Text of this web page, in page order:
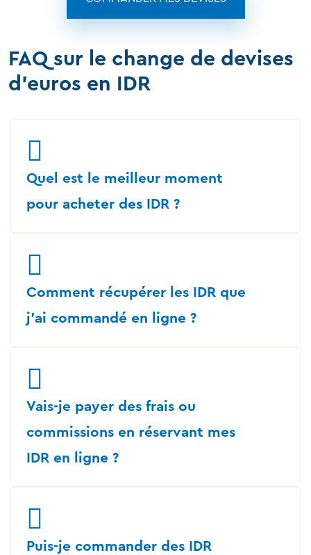
FAQ sur le change de devises
d'euros en IDR
Quel est le meilleur moment
pour acheter des IDR ?
Comment récupérer les IDR que
j'ai commandé en ligne ?
Vais-je payer des frais ou
commissions en réservant mes
IDR en ligne ?
Puis-je commander des IDR